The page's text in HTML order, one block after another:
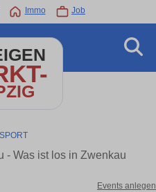
Immo Job
SPORT
- Was ist los in Zwenkau
Events anlegen